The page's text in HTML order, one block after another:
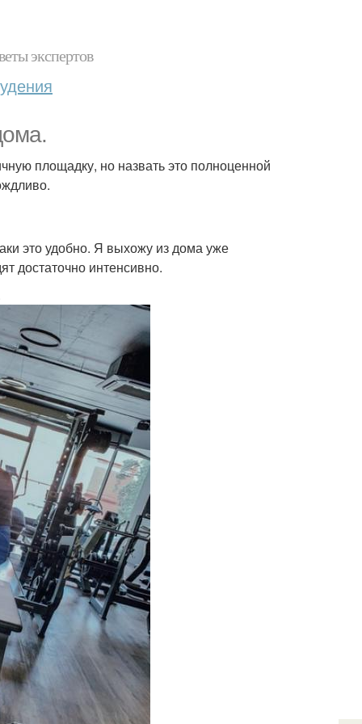
экспертов
площадку, но назвать это полноценной
это удобно. Я выхожу из дома уже
достаточно интенсивно.